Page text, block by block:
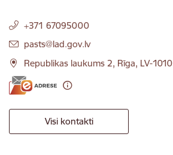
+371 67095000
E-pasts:
pasts@lad.gov.lv
Republikas laukums 2, Rīga, LV-1010
Visi kontakti